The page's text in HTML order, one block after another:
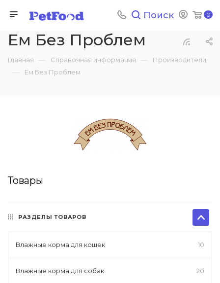
0
Поиск
Ем Без Проблем
Главная — Справочная информация — Производители
— Ем Без Проблем
Товары
РАЗДЕЛЫ ТОВАРОВ
Влажные корма для кошек 10
Влажные корма для собак 20